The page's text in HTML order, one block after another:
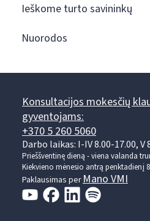
Ieškome turto savininkų
Nuorodos
Konsultacijos mokesčių
gyventojams:
+370 5 260 5060
Darbo laikas: I-IV 8.00-17.00, V
Prieššventinę dieną - viena valanda
Kiekvieno mėnesio antrą penktadienį
Paklausimas per Mano VMI